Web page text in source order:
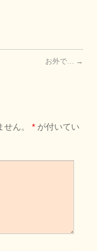
お外で… →
ん。 * が付いてい